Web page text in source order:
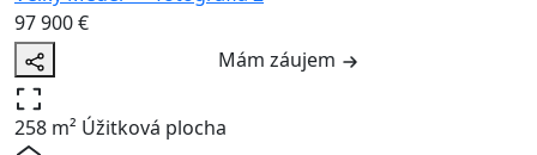
97 900 €
Mám záujem
258 m² Úžitková plocha